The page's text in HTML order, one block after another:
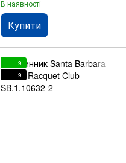
В наявності
Купити
9
9